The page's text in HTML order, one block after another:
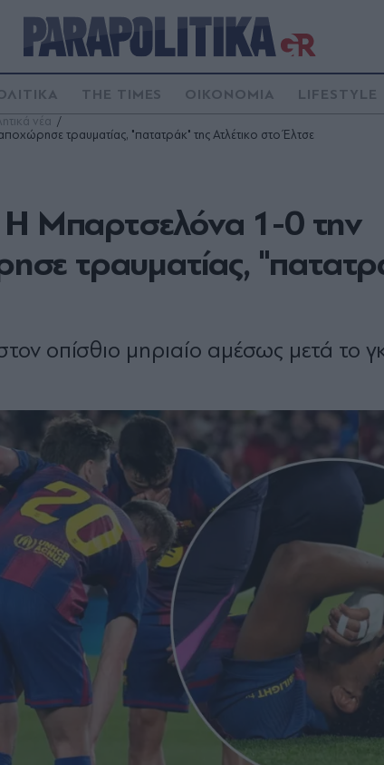
THE TIMES ΟΙΚΟΝΟΜΙΑ LIFESTYLE
νέα
τραυματίας, "πατατράκ" της Ατλέτικο στο Έλτσε
Μπαρτσελόνα 1-0 την
τραυματίας,
οπίσθιο μηριαίο αμέσως μετά το